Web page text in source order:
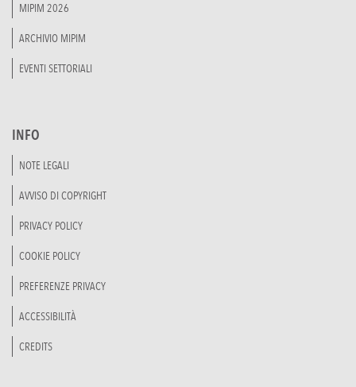
MIPIM 2026
ARCHIVIO MIPIM
EVENTI SETTORIALI
INFO
NOTE LEGALI
AVVISO DI COPYRIGHT
PRIVACY POLICY
COOKIE POLICY
PREFERENZE PRIVACY
ACCESSIBILITÀ
CREDITS